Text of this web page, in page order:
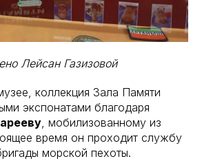
Лейсан Газизовой
коллекция Зала Памяти
экспонатами благодаря
, мобилизованному из
время он проходит службу
морской пехоты.